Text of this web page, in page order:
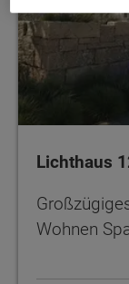
Lichthaus
Wohnen